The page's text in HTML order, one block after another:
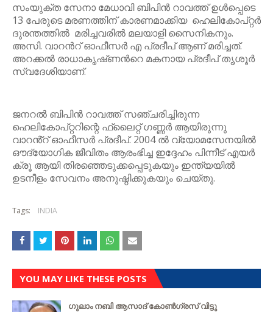
സംയുക്ത സേനാ മേധാവി ബിപിൻ റാവത്ത് ഉൾപ്പെടെ
13 പേരുടെ മരണത്തിന് കാരണമാക്കിയ ഹെലികോപ്റ്റർ
ദുരന്തത്തിൽ മരിച്ചവരിൽ മലയാളി സൈനികനും.
അസി. വാറന്‍റ് ഓഫീസർ എ പ്രദീപ് ആണ് മരിച്ചത്.
അറക്കൽ രാധാകൃഷ്‌ണന്‍റെ മകനായ പ്രദീപ് തൃശൂർ
സ്വദേശിയാണ്.
ജനറൽ ബിപിൻ റാവത്ത് സഞ്ചരിച്ചിരുന്ന
ഹെലികോപ്റ്ററിന്റെ ഫ്ലൈറ്റ് ഗണ്ണർ ആയിരുന്നു
വാറൻ്റ് ഓഫീസർ പ്രദീപ്. 2004 ൽ വ്യോമസേനയിൽ
ഔദ്യോഗിക ജീവിതം ആരംഭിച്ച ഇദ്ദേഹം പിന്നീട് എയർ
ക്രൂ ആയി തിരഞ്ഞെടുക്കപ്പെടുകയും ഇന്ത്യയിൽ
ഉടനീളം സേവനം അനുഷ്ഠിക്കുകയും ചെയ്തു.
Tags: INDIA
YOU MAY LIKE THESE POSTS
ഗുലാം നബി ആസാദ് കോൺഗ്രസ് വിട്ടു